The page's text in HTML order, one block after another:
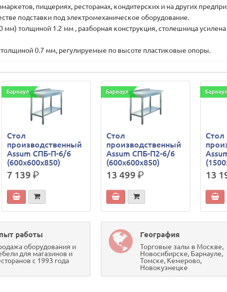
пиццериях, ресторанах, кондитерских и на других
подставки под электромеханическое оборудование.
мм) толщиной 1.2 мм , разборная конструкция, столешница
0.7 мм, регулируемые по высоте пластиковые опоры.
Барнаул
Стол
производственный
Assum СПБ-П-6/6
(600х600х850)
7 139р.
Барнаул
Стол
производственный
Assum СПБ-П2-6/6
(600х600х850)
13 499р.
Стол
13
работы
оборудования и
для магазинов и
с 1993 года
География
Торговые залы в Москве,
Новосибирске, Барнауле,
Томске, Кемерово,
Новокузнецке